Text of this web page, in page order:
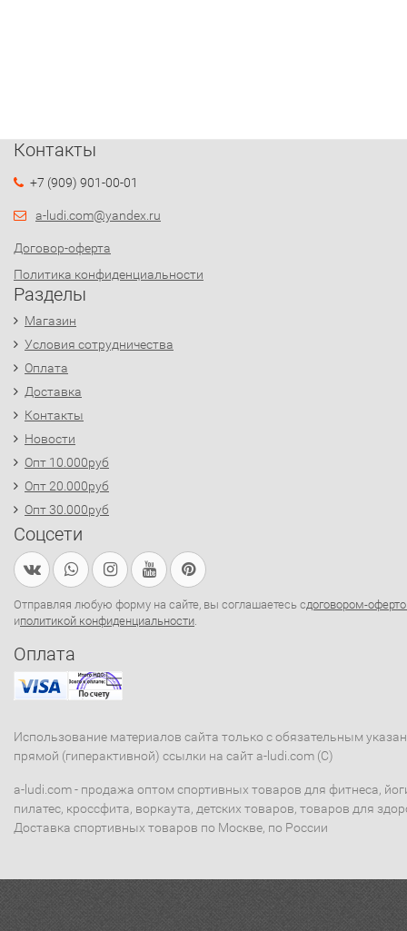
Контакты
+7 (909) 901-00-01
a-ludi.com@yandex.ru
Договор-оферта
Политика конфиденциальности
Разделы
Магазин
Условия сотрудничества
Оплата
Доставка
Контакты
Новости
Опт 10.000руб
Опт 20.000руб
Опт 30.000руб
Соцсети
Отправляя любую форму на сайте, вы соглашаетесь сдоговором-
иполитикой конфиденциальности.
Оплата
Использование материалов сайта только с обязательным
прямой (гиперактивной) ссылки на сайт a-ludi.com (C)
a-ludi.com - продажа оптом спортивных товаров для фитнеса,
пилатес, кроссфита, воркаута, детских товаров, товаров для
Доставка спортивных товаров по Москве, по России